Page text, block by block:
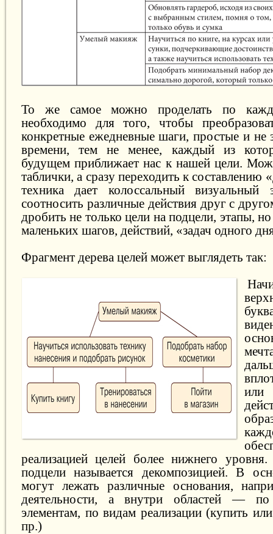
То же самое можно проделать по
необходимо для того, чтобы
конкретные ежедневные шаги, простые и
времени, тем не менее, каждый из
будущем приближает нас к нашей цели.
таблички, а сразу переходить к составлению
техника дает колоссальный визуальный
соотносить различные действия друг с
дробить не только цели на подцели, этапы,
маленьких шагов, действий, «задач одного
Фрагмент дерева целей может выглядеть так:
реализацией целей более нижнего
подцели называется декомпозицией. В
могут лежать различные основания,
деятельности, а внутри областей — по
элементам, по видам реализации (купить
пр.)